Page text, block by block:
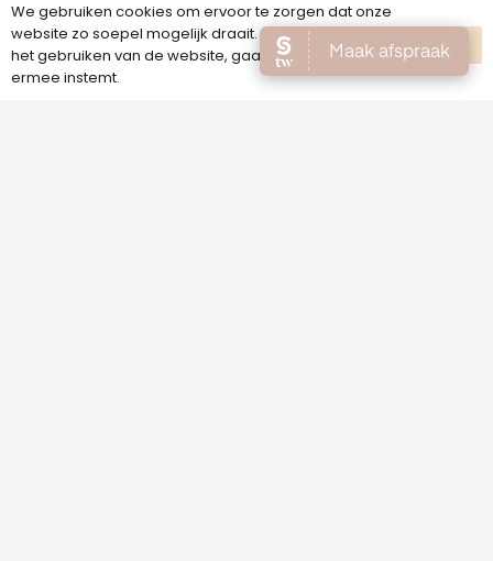
023 - 200 31 33
info@melexbeauty.nl
We gebruiken cookies om ervoor te zorgen dat onze
website zo soepel mogelijk draait. Als je doorgaat met
het gebruiken van de website, gaan we er vanuit dat
ermee instemt.
OK